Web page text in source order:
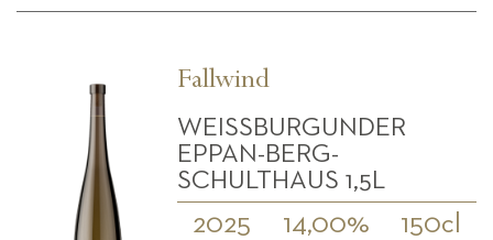
Fallwind
WEISSBURGUNDER E
PPAN-BERG- S
CHULTHAUS 1,5L
2025 14,00% 150cl